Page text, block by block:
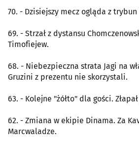
70. - Dzisiejszy mecz ogląda z trybun
69. - Strzał z dystansu
Timofiejew.
68. - Niebezpieczna strata Jagi na
Gruzini z prezentu nie skorzystali.
63. - Kolejne "żółto" dla gości.
62. - Zmiana w ekipie Dinama. Za
Marcwaladze.